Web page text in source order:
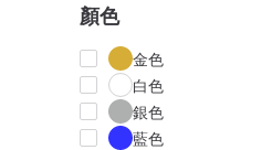
顏色
金色
白色
銀色
藍色